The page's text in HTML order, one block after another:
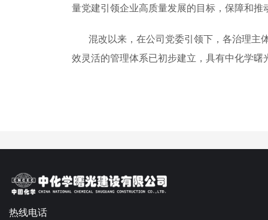
量党建引领企业高质量发展的目标，保障和
混改以来，在公司党委引领下，各治理主
效灵活的管理体系已初步建立，具有中化学
热线电话